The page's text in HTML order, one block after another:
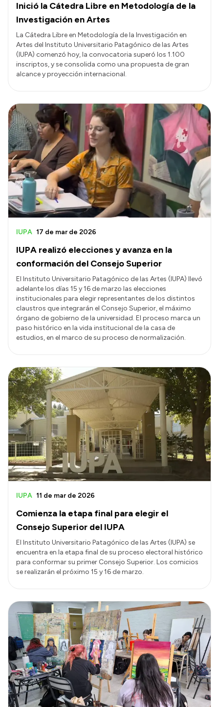
Inició la Cátedra Libre en Metodología de la
Investigación en Artes
La Cátedra Libre en Metodología de la Investigación en
Artes del Instituto Universitario Patagónico de las Artes
(IUPA) comenzó hoy, la convocatoria superó los 1.100
inscriptos, y se consolida como una propuesta de gran
alcance y proyección internacional.
IUPA realizó elecciones y avanza en la
conformación del Consejo Superior
IUPA 17 de mar de 2026
El Instituto Universitario Patagónico de las Artes (IUPA) llevó
adelante los días 15 y 16 de marzo las elecciones
institucionales para elegir representantes de los distintos
claustros que integrarán el Consejo Superior, el máximo
órgano de gobierno de la universidad. El proceso marca un
paso histórico en la vida institucional de la casa de
estudios, en el marco de su proceso de normalización.
Comienza la etapa final para elegir el
Consejo Superior del IUPA
IUPA 11 de mar de 2026
El Instituto Universitario Patagónico de las Artes (IUPA) se
encuentra en la etapa final de su proceso electoral histórico
para conformar su primer Consejo Superior. Los comicios
se realizarán el próximo 15 y 16 de marzo.